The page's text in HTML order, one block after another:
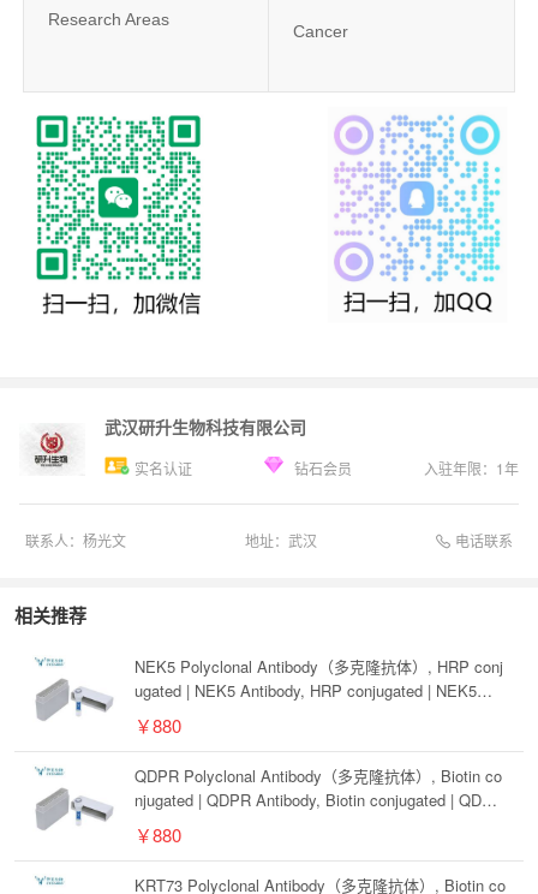
Research Areas
Cancer
武汉研升生物科技有限公司
实名认证 钻石会员 入驻年限： 1年
联系人： 杨光文 地址： 武汉 电话联系
相关推荐
NEK5 Polyclonal Antibody（多克隆抗体）, HRP conj
ugated | NEK5 Antibody, HRP conjugated | NEK5抗
￥880
QDPR Polyclonal Antibody（多克隆抗体）, Biotin co
njugated | QDPR Antibody, Biotin conjugated | QDPR
￥880
KRT73 Polyclonal Antibody（多克隆抗体）, Biotin co